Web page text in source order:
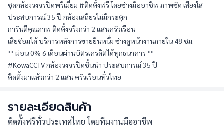
ชุดกล้องวงจรปิดพรีเมี่ยม #ติดตั้งฟรี โดยช่างมืออาชีพ ภาพชัด เสียงใส
ประสบการณ์ 35 ปี กล้องเสถียรไม่มีกระตุก
การันตีคุณภาพ ติดตั้งจริงกว่า 2 แสนครัวเรือน
เสียซ่อมได้ บริการหลังการขายยืนหนึ่ง ช่างดูหน้างานภายใน 48 ชม.
** ผ่อน 0% 6 เดือนผ่านบัตรเครดิตได้ทุกธนาคาร **
#KowaCCTV กล้องวงจรปิดชั้นนำ ประสบการณ์ 35 ปี
ติดตั้งมาแล้วกว่า 2 แสน ครัวเรือนทั่วไทย
รายละเอียดสินค้า
ติดตั้งฟรีทั่วประเทศไทย โดยทีมงานมืออาชีพ